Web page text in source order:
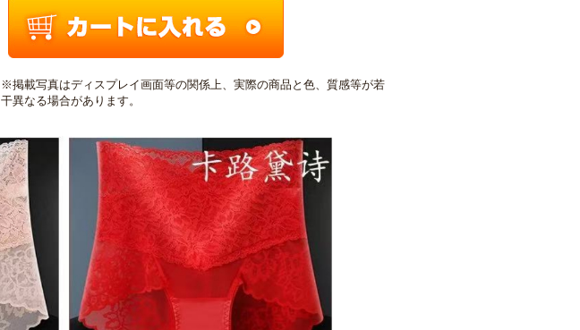
※掲載写真はディスプレイ画面等の関係上、実際の商品と色、質感等が若
干異なる場合があります。